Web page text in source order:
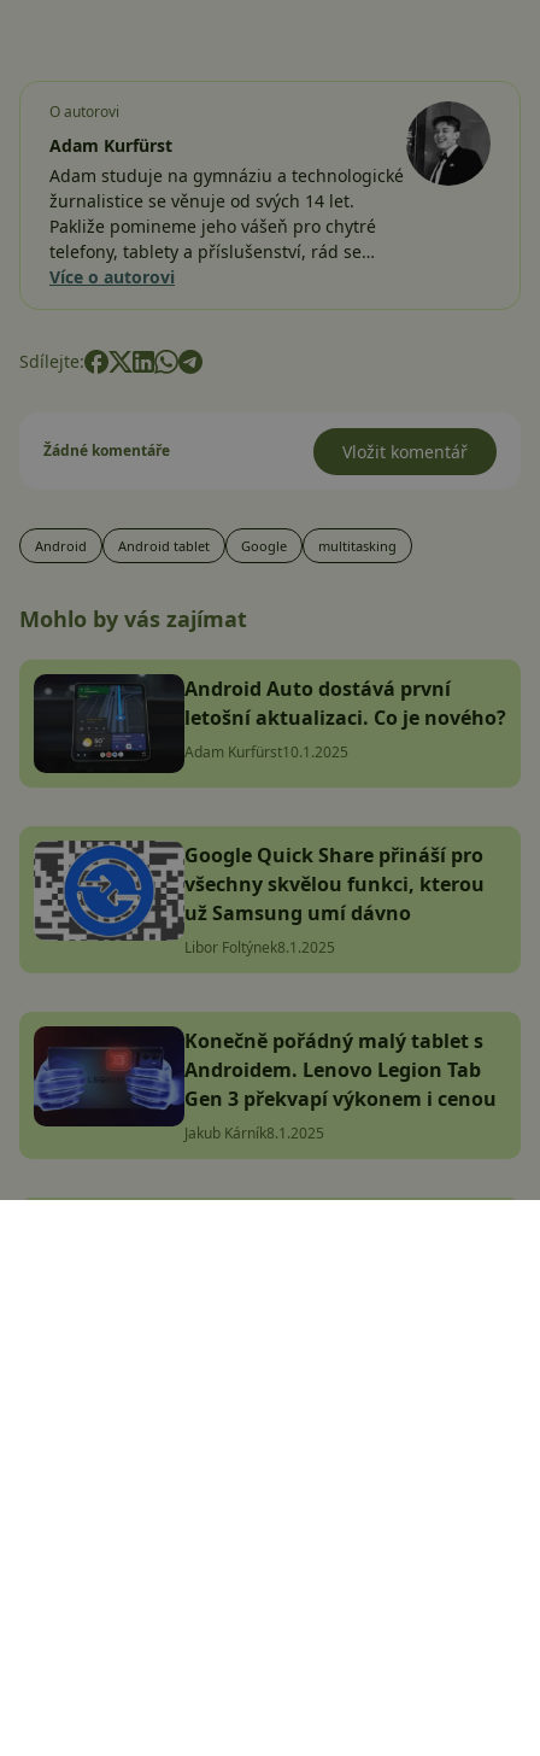
O autorovi
Adam Kurfürst
Adam studuje na gymnáziu a technologické
žurnalistice se věnuje od svých 14 let.
Pakliže pomineme jeho vášeň pro chytré
telefony, tablety a příslušenství, rád se…
Více o autorovi
Sdílejte:
Žádné komentáře Vložit komentář
Android Android tablet Google multitasking
Mohlo by vás zajímat
Android Auto dostává první
letošní aktualizaci. Co je nového?
Adam Kurfürst10.1.2025
Google Quick Share přináší pro
všechny skvělou funkci, kterou
už Samsung umí dávno
Libor Foltýnek8.1.2025
Konečně pořádný malý tablet s
Androidem. Lenovo Legion Tab
Gen 3 překvapí výkonem i cenou
Jakub Kárník8.1.2025